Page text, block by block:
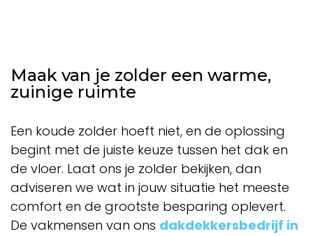
Maak van je zolder een warme,
zuinige ruimte
Een koude zolder hoeft niet, en de oplossing
begint met de juiste keuze tussen het dak en
de vloer. Laat ons je zolder bekijken, dan
adviseren we wat in jouw situatie het meeste
comfort en de grootste besparing oplevert.
De vakmensen van ons dakdekkersbedrijf in